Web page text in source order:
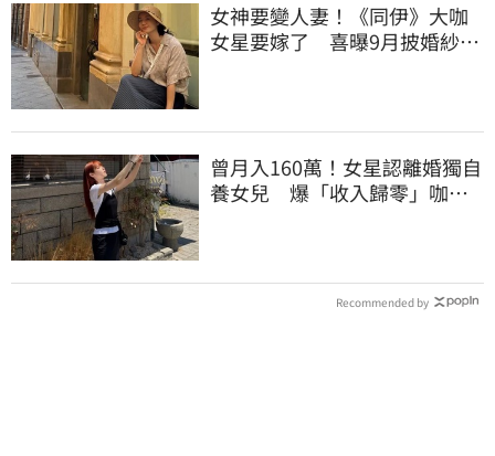
女神要變人妻！《同伊》大咖
女星要嫁了 喜曝9月披婚紗嫁
曾月入160萬！女星認離婚獨自
養女兒 爆「收入歸零」咖啡
Recommended by